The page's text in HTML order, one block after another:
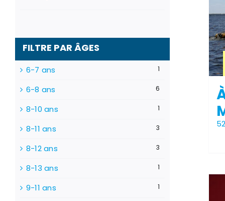
FILTRE PAR ÂGES
6-7 ans 1
6-8 ans 6
8-10 ans 1
8-11 ans 3
8-12 ans 3
8-13 ans 1
9-11 ans 1